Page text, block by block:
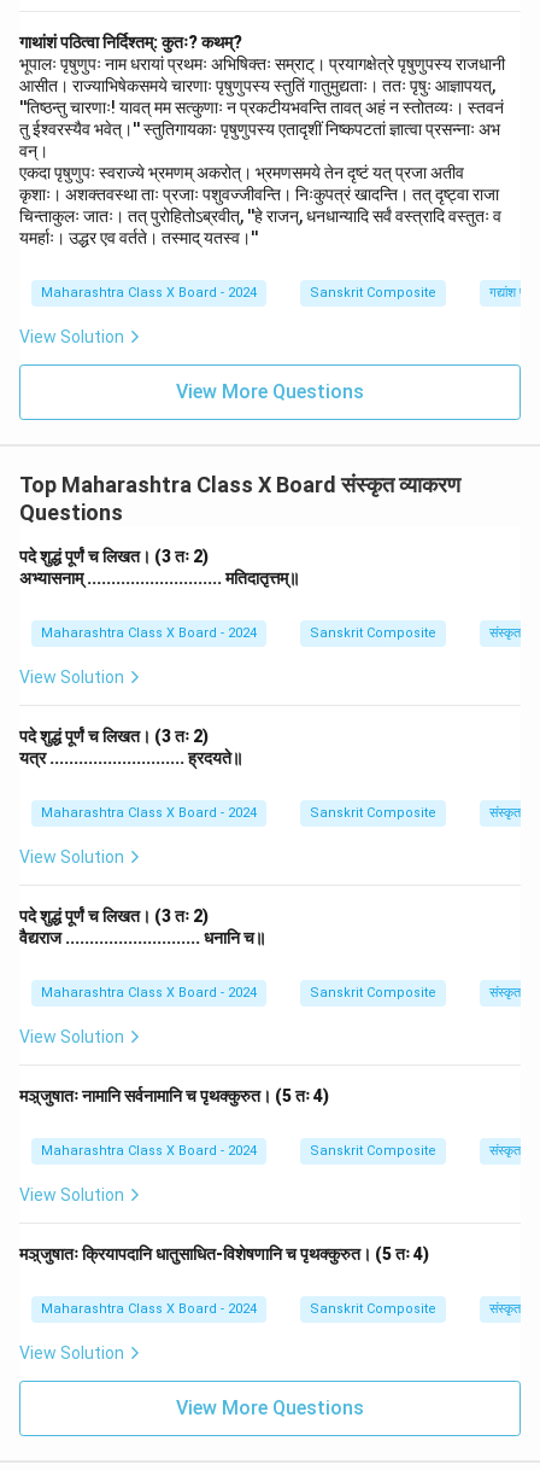
गाथांशं पठित्वा निर्दिश्तम्: कुतः? कथम्?
भूपालः पृषुणुपः नाम धरायां प्रथमः अभिषिक्तः सम्राट्। प्रयागक्षेत्रे पृषुणुपस्य राजधानी
आसीत। राज्याभिषेकसमये चारणाः पृषुणुपस्य स्तुतिं गातुमुद्यताः। ततः पृषुः आज्ञापयत्,
''तिष्ठन्तु चारणाः! यावत् मम सत्कुणाः न प्रकटीयभवन्ति तावत् अहं न स्तोतव्यः। स्तवनं
तु ईश्वरस्यैव भवेत्।'' स्तुतिगायकाः पृषुणुपस्य एतादृशीं निष्कपटतां ज्ञात्वा प्रसन्नाः अभ
वन्।
एकदा पृषुणुपः स्वराज्ये भ्रमणम् अकरोत्। भ्रमणसमये तेन दृष्टं यत् प्रजा अतीव
कृशाः। अशक्तवस्था ताः प्रजाः पशुवज्जीवन्ति। निःकुपत्रं खादन्ति। तत् दृष्ट्वा राजा
चिन्ताकुलः जातः। तत् पुरोहितोऽब्रवीत्, ''हे राजन्, धनधान्यादि सर्वं वस्त्रादि वस्तुतः व
यमर्हाः। उद्धर एव वर्तते। तस्माद् यतस्व।''
Maharashtra Class X Board - 2024 Sanskrit Composite गद्यांश पर
View Solution
View More Questions
Top Maharashtra Class X Board संस्कृत व्याकरण
Questions
पदे शुद्धं पूर्णं च लिखत। (3 तः 2)
अभ्यासनाम् ............................ मतिदातृत्तम्॥
Maharashtra Class X Board - 2024 Sanskrit Composite संस्कृत
View Solution
पदे शुद्धं पूर्णं च लिखत। (3 तः 2)
यत्र ............................ ह्रदयते॥
Maharashtra Class X Board - 2024 Sanskrit Composite संस्कृत
View Solution
पदे शुद्धं पूर्णं च लिखत। (3 तः 2)
वैद्यराज ............................ धनानि च॥
Maharashtra Class X Board - 2024 Sanskrit Composite संस्कृत
View Solution
मञ़्जुषातः नामानि सर्वनामानि च पृथक्कुरुत। (5 तः 4)
Maharashtra Class X Board - 2024 Sanskrit Composite संस्कृत
View Solution
मञ़्जुषातः क्रियापदानि धातुसाधित-विशेषणानि च पृथक्कुरुत। (5 तः 4)
Maharashtra Class X Board - 2024 Sanskrit Composite संस्कृत
View Solution
View More Questions